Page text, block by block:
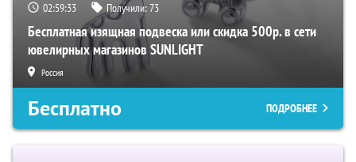
02:59:32 Получили:73
Бесплатная изящная подвеска или скидка 500р. в сети
ювелирных магазинов SUNLIGHT
Россия
Бесплатно ПОДРОБНЕЕ